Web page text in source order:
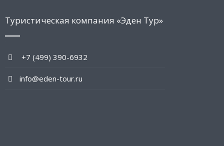
Туристическая компания «Эден Тур»
+7 (499) 390-6932
info@eden-tour.ru